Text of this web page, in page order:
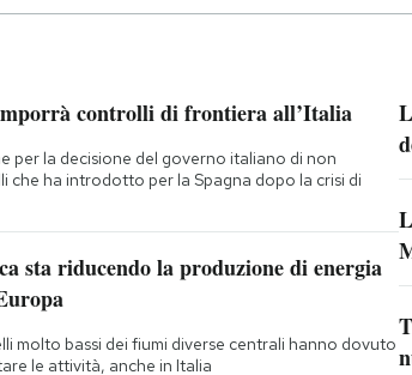
controlli di frontiera all’Italia
per la decisione del governo italiano di non
che ha introdotto per la Spagna dopo la crisi di
sta riducendo la produzione di energia
molto bassi dei fiumi diverse centrali hanno dovuto
le attività, anche in Italia